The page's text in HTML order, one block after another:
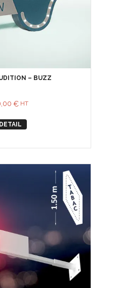
– BUZZ
€ HT
DETAIL